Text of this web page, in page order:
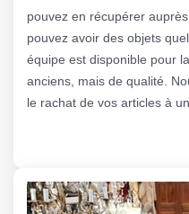
pouvez en récupérer
pouvez avoir des objets
équipe est disponible pour
anciens, mais de qualité.
le rachat de vos articles à